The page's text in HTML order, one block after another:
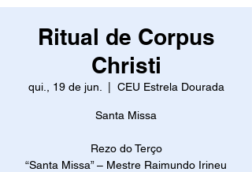
Ritual de Corpus
Christi
qui., 19 de jun. CEU Estrela Dourada
Santa Missa
Rezo do Terço
“Santa Missa” – Mestre Raimundo Irineu